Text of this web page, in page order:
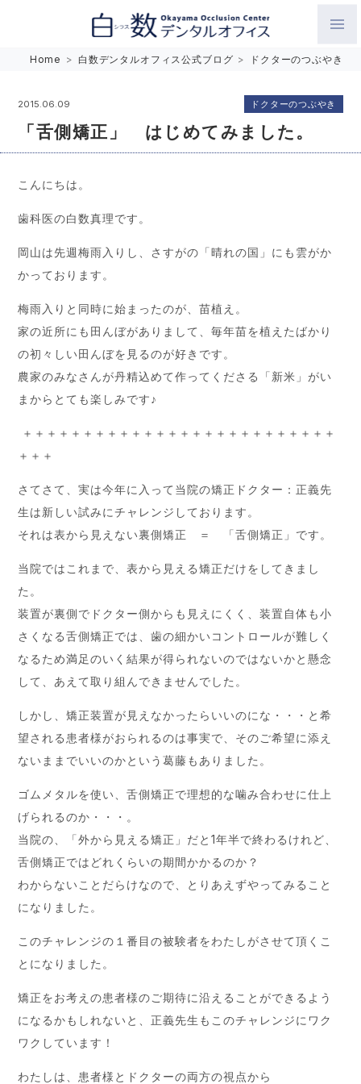
Home > 白数デンタルオフィス公式ブログ > ドクターのつぶやき
2015.06.09
「舌側矯正」 はじめてみました。
ドクターのつぶやき
こんにちは。
歯科医の白数真理です。
岡山は先週梅雨入りし、さすがの「晴れの国」にも雲がか
かっております。
梅雨入りと同時に始まったのが、苗植え。
家の近所にも田んぼがありまして、毎年苗を植えたばかり
の初々しい田んぼを見るのが好きです。
農家のみなさんが丹精込めて作ってくださる「新米」がい
まからとても楽しみです♪
＋＋＋＋＋＋＋＋＋＋＋＋＋＋＋＋＋＋＋＋＋＋＋＋＋＋
＋＋＋
さてさて、実は今年に入って当院の矯正ドクター：正義先
生は新しい試みにチャレンジしております。
それは表から見えない裏側矯正 ＝ 「舌側矯正」です。
当院ではこれまで、表から見える矯正だけをしてきまし
た。
装置が裏側でドクター側からも見えにくく、装置自体も小
さくなる舌側矯正では、歯の細かいコントロールが難しく
なるため満足のいく結果が得られないのではないかと懸念
して、あえて取り組んできませんでした。
しかし、矯正装置が見えなかったらいいのにな・・・と希
望される患者様がおられるのは事実で、そのご希望に添え
ないままでいいのかという葛藤もありました。
ゴムメタルを使い、舌側矯正で理想的な噛み合わせに仕上
げられるのか・・・。
当院の、「外から見える矯正」だと1年半で終わるけれど、
舌側矯正ではどれくらいの期間かかるのか？
わからないことだらけなので、とりあえずやってみること
になりました。
このチャレンジの１番目の被験者をわたしがさせて頂くこ
とになりました。
矯正をお考えの患者様のご期待に沿えることができるよう
になるかもしれないと、正義先生もこのチャレンジにワク
ワクしています！
わたしは、患者様とドクターの両方の視点から